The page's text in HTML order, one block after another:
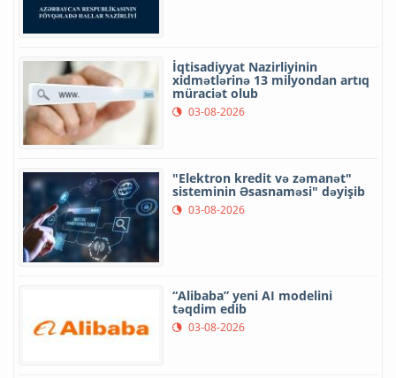
İqtisadiyyat Nazirliyinin
xidmətlərinə 13 milyondan artıq
müraciət olub
03-08-2026
"Elektron kredit və zəmanət"
sisteminin Əsasnaməsi" dəyişib
03-08-2026
“Alibaba” yeni AI modelini
təqdim edib
03-08-2026